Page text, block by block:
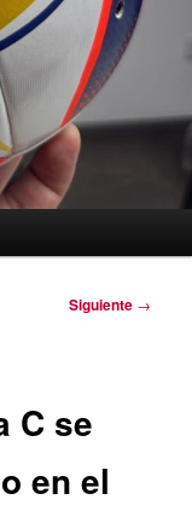
Siguiente →
C se
en el